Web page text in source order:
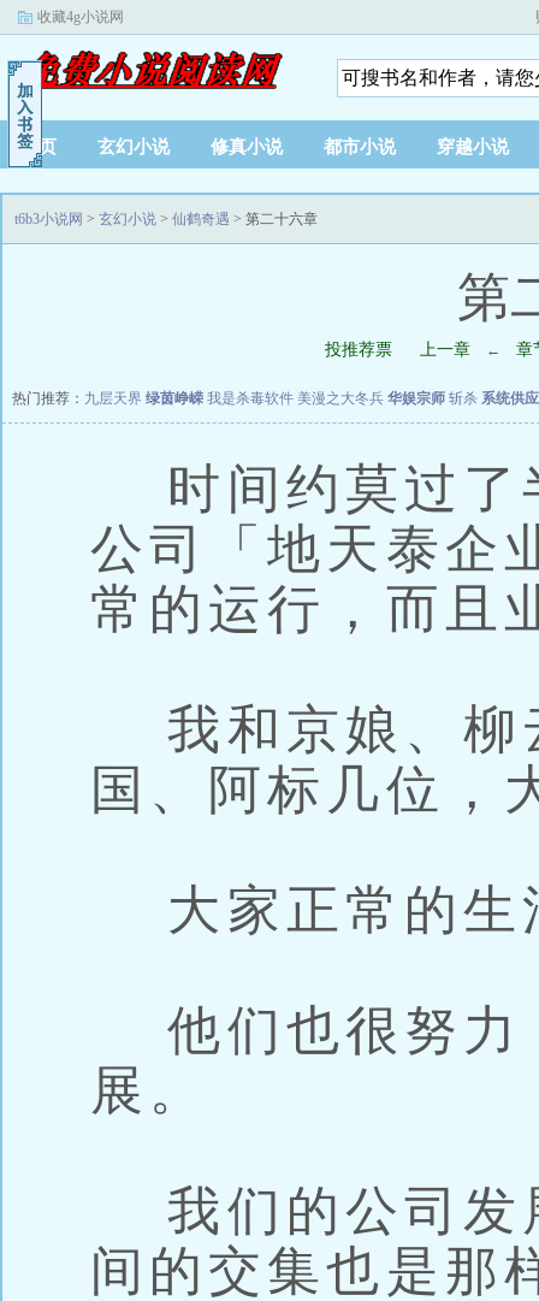
收藏4g小说网
首页 玄幻小说 修真小说 都市小说 穿越小说
t6b3小说网 > 玄幻小说 > 仙鹤奇遇 > 第二十六章
第
投推荐票 上一章 ← 章
热门推荐： 九层天界 绿茵峥嵘 我是杀毒软件 美漫之大冬兵 华娱宗师 斩杀 系统供
时间约莫过了
公司「地天泰企
常的运行，而且
我和京娘、柳
国、阿标几位，
大家正常的生
他们也很努力
展。
我们的公司发
间的交集也是那